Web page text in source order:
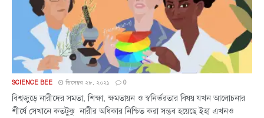
SCIENCE BEE ডিসেম্বর ২৮, ২০২১ 0
বিশ্বজুড়ে নারীদের সমতা, শিক্ষা, ক্ষমতায়ন ও স্বনির্ভরতার বিষয় যখন আলোচনার
শীর্ষে সেখানে কতটুকু নারীর অধিকার নিশ্চিত করা সম্ভব হয়েছে ইহা এখনও